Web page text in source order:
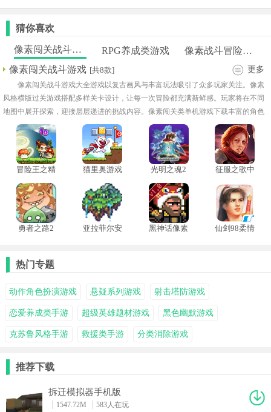
猜你喜欢
像素闯关战斗游戏 RPG养成类游戏
像素战斗冒险手游
像素闯关战斗游戏 [共8款] 更多
像素闯关战斗游戏大全游戏以复古画风与丰富玩法吸引了众多玩家关注。像素
风格横版过关游戏搭配多样关卡设计，让每一次冒险都充满新鲜感。玩家将在不同
地图中展开探索，迎接层层递进的挑战内容。像素闯关类单机游戏下载丰富的角色
成长系统让战斗过程更具策略性与可玩性！
冒险王之精
版
猫里奥游戏
光明之魂2
征服之歌中
勇者之路2
亚拉菲尔安
黑神话像素
仙剑98柔情
热门专题
动作角色扮演游戏 悬疑系列游戏 射击塔防游戏
恋爱养成类手游 超级英雄题材游戏 黑色幽默游戏
克苏鲁风格手游 救援类手游 分类消除游戏
推荐下载
拆迁模拟器手机版
1547.72M
583人在玩